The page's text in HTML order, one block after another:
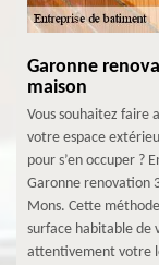
Garonne
maison
Vous souhaitez faire
votre espace
pour s’en occuper ?
Garonne renovation
Mons. Cette
surface habitable de
attentivement votre